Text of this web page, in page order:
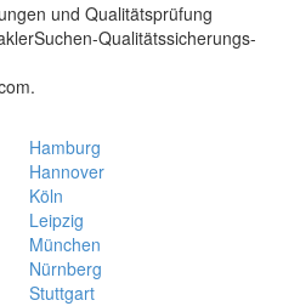
und Qualitätsprüfung
Qualitätssicherungs-
Hamburg
Hannover
Köln
Leipzig
München
Nürnberg
Stuttgart